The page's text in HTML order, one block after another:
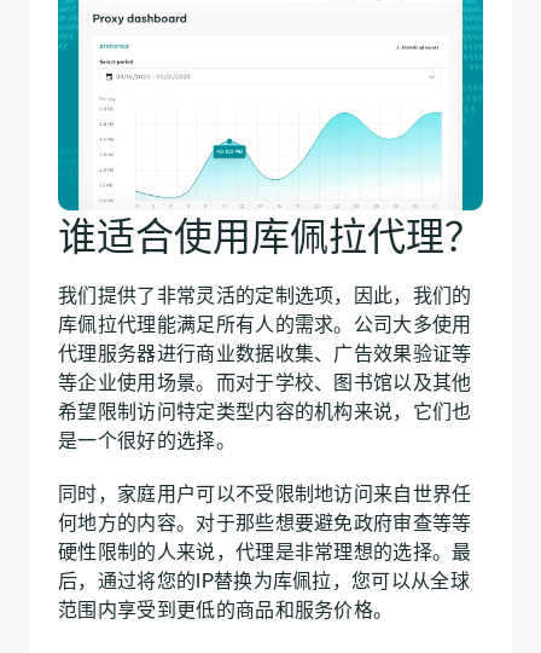
谁适合使用库佩拉代理？
我们提供了非常灵活的定制选项，因此，我们的
库佩拉代理能满足所有人的需求。公司大多使用
代理服务器进行商业数据收集、广告效果验证等
等企业使用场景。而对于学校、图书馆以及其他
希望限制访问特定类型内容的机构来说，它们也
是一个很好的选择。
同时，家庭用户可以不受限制地访问来自世界任
何地方的内容。对于那些想要避免政府审查等等
硬性限制的人来说，代理是非常理想的选择。最
后，通过将您的IP替换为库佩拉，您可以从全球
范围内享受到更低的商品和服务价格。